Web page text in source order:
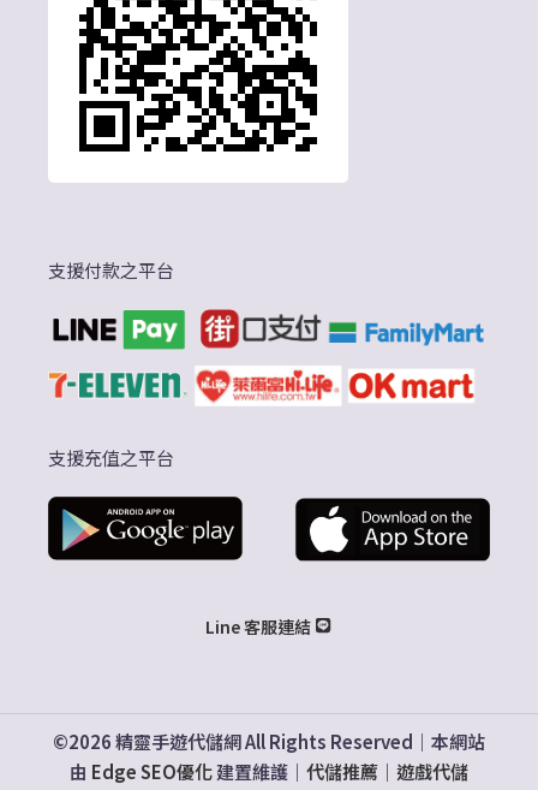
支援付款之平台
支援充值之平台
Line 客服連結
©2026 精靈手遊代儲網 All Rights Reserved｜本網站
由 Edge SEO優化建置維護｜ 代儲推薦｜ 遊戲代儲